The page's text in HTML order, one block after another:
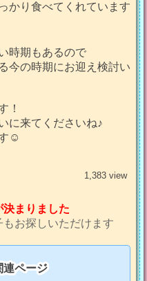
かり食べてくれています
時期もあるので
今の時期にお迎え検討い
！
に来てくださいね♪
☺️
1,383 view
決まりました
お探しいただけます
連ページ